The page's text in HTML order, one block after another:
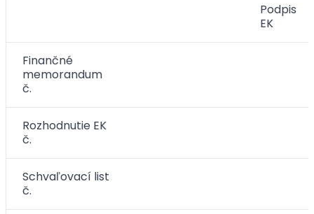
Podpis
EK
Finančné
memorandum
č.
Rozhodnutie EK
č.
Schvaľovací list
č.